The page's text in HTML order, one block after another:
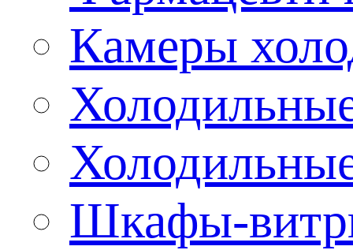
Камеры
Шкафы-